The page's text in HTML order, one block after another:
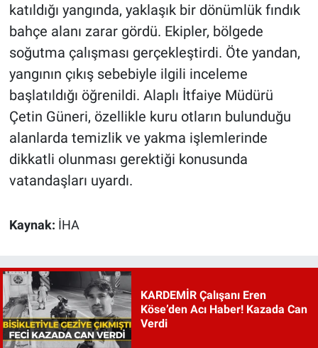
katıldığı yangında, yaklaşık bir dönümlük fındık
bahçe alanı zarar gördü. Ekipler, bölgede
soğutma çalışması gerçekleştirdi. Öte yandan,
yangının çıkış sebebiyle ilgili inceleme
başlatıldığı öğrenildi. Alaplı İtfaiye Müdürü
Çetin Güneri, özellikle kuru otların bulunduğu
alanlarda temizlik ve yakma işlemlerinde
dikkatli olunması gerektiği konusunda
vatandaşları uyardı.
Kaynak: İHA
KARDEMİR Çalışanı Eren
Köse’den Acı Haber! Kazada Can
Verdi